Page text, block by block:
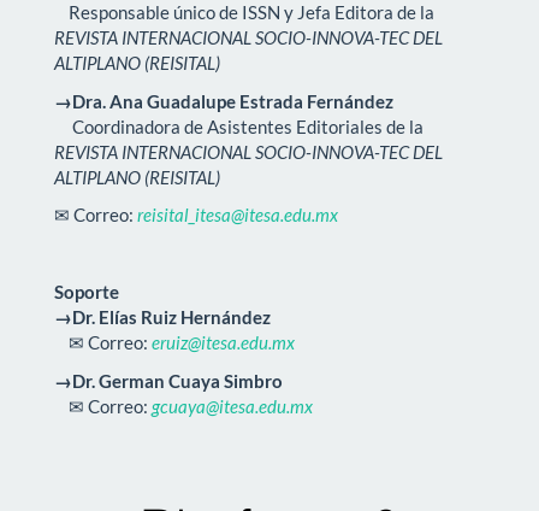
Responsable único de ISSN y Jefa Editora de la
REVISTA INTERNACIONAL SOCIO-INNOVA-TEC DEL
ALTIPLANO (REISITAL)
→Dra. Ana Guadalupe Estrada Fernández
Coordinadora de Asistentes Editoriales de la
REVISTA INTERNACIONAL SOCIO-INNOVA-TEC DEL
ALTIPLANO (REISITAL)
✉ Correo: reisital_itesa@itesa.edu.mx
Soporte
→Dr. Elías Ruiz Hernández
✉ Correo: eruiz@itesa.edu.mx
→Dr. German Cuaya Simbro
✉ Correo: gcuaya@itesa.edu.mx